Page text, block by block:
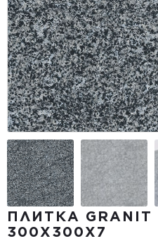
ПЛИТКА
300Х300Х7